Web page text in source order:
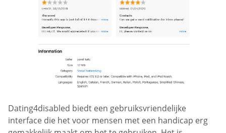
Dating4disabled biedt een gebruiksvriendelijke
interface die het voor mensen met een handicap erg